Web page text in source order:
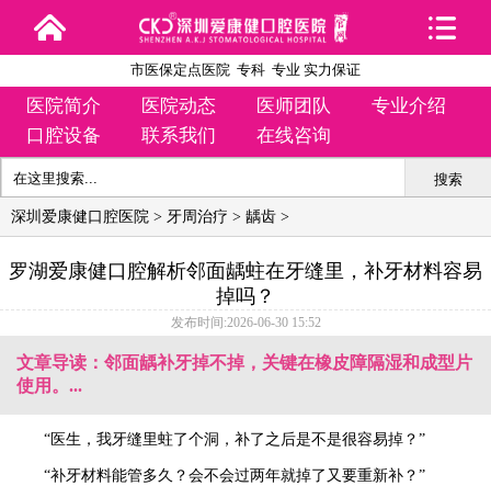
市医保定点医院 专科 专业 实力保证
医院简介 医院动态 医师团队
专业介绍
口腔设备
联系我们 在线咨询
搜索
深圳爱康健口腔医院 > 牙周治疗 > 龋齿 >
罗湖爱康健口腔解析邻面龋蛀在牙缝里，补牙材料容易
掉吗？
发布时间:2026-06-30 15:52
文章导读：邻面龋补牙掉不掉，关键在橡皮障隔湿和成型片
使用。...
“医生，我牙缝里蛀了个洞，补了之后是不是很容易掉？”
“补牙材料能管多久？会不会过两年就掉了又要重新补？”